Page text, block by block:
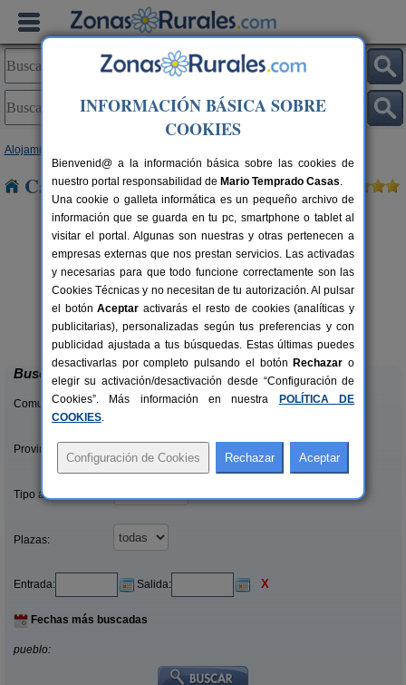
Alojamientos
Casas Rurales cerca de La Algaba
12+3 pers.
desde35 €
Alojamiento Rural La Sentencia
Ecija (Sevilla)
Buscar
Comunidades:
Provincias/Islas:
Tipo alquiler:
Plazas:
Entrada: Salida: X
Fechas más buscadas
pueblo:
INFORMACIÓN BÁSICA SOBRE
COOKIES
Bienvenid@ a la información básica sobre las cookies de
nuestro portal responsabilidad de Mario Temprado Casas.
Una cookie o galleta informática es un pequeño archivo de
información que se guarda en tu pc, smartphone o tablet al
visitar el portal. Algunas son nuestras y otras pertenecen a
empresas externas que nos prestan servicios. Las activadas
y necesarias para que todo funcione correctamente son las
Cookies Técnicas y no necesitan de tu autorización. Al pulsar
el botónAceptar activarás el resto de cookies (analíticas y
publicitarias), personalizadas según tus preferencias y con
publicidad ajustada a tus búsquedas. Estas últimas puedes
desactivarlas por completo pulsando el botón Rechazar o
elegir su activación/desactivación desde “Configuración de
Cookies”. Más información en nuestra
POLÍTICA DE
COOKIES.